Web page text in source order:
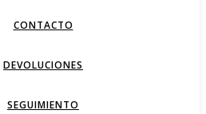
CONTACTO
DEVOLUCIONES
SEGUIMIENTO